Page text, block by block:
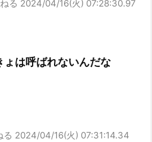
る 2024/04/16(火) 07:28:30.97
は呼ばれないんだな
る 2024/04/16(火) 07:31:14.34